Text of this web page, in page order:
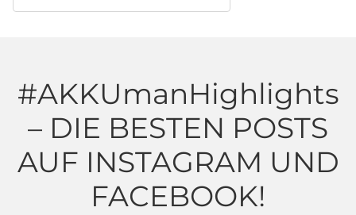
#AKKUmanHighlights
– DIE BESTEN POSTS
AUF INSTAGRAM UND
FACEBOOK!